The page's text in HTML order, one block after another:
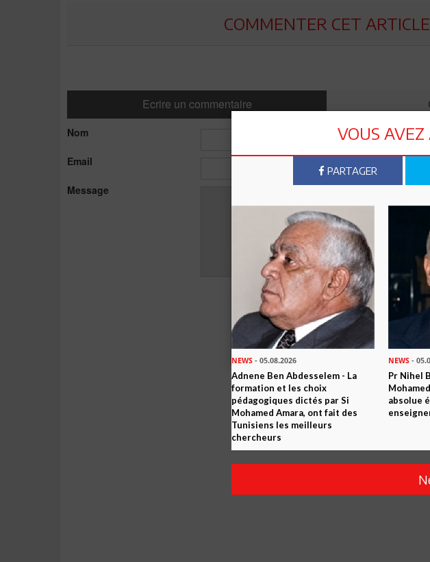
COMMENTER CET ARTICLE
Ecrire un commentaire
Nom
Email
Message
VOUS
PARTAGER
NEWS - 05.08.2026
Adnene Ben Abdesselem - La
formation et les choix
pédagogiques dictés par Si
Mohamed Amara, ont fait des
Tunisiens les meilleurs
chercheurs
NEWS -
Pr Nihel
absolue